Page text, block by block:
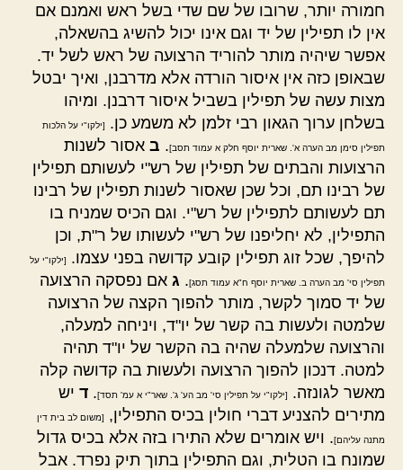
חמורה יותר, שרובו של שם שדי בשל ראש ואמנם אם
אין לו תפילין של יד וגם אינו יכול להשיג בהשאלה,
אפשר שיהיה מותר להוריד הרצועה של ראש לשל יד.
שבאופן כזה אין איסור הורדה אלא מדרבנן, ואיך יבטל
מצות עשה של תפילין בשביל איסור דרבנן. ומיהו
בשלחן ערוך הגאון רבי זלמן לא משמע כן.
[ילקו"י על הלכות
תפילין סימן מב הערה א'. שארית יוסף חלק א עמוד תסב]. ב אסור לשנות
הרצועות והבתים של תפילין של רש"י לעשותם תפילין
של רבינו תם, וכל שכן שאסור לשנות תפילין של רבינו
תם לעשותם לתפילין של רש"י. וגם הכיס שמניח בו
התפילין, לא יחליפנו של רש"י לעשותו של ר"ת, וכן
להיפך, שכל זוג תפילין קובע קדושה בפני עצמו.
[ילקו"י על
תפילין סי' מב הערה ב. שארית יוסף ח"א עמוד תסג]. ג אם נפסקה הרצועה
של יד סמוך לקשר, מותר להפוך הקצה של הרצועה
שלמטה ולעשות בה קשר של יו"ד, ויניחה למעלה,
והרצועה שלמעלה שהיה בה הקשר של יו"ד תהיה
למטה. דנכון להפוך הרצועה ולעשות בה קדושה קלה
מאשר לגונזה.
[ילקו"י על תפילין סי' מב הע' ג'. שאר"י א עמ' תסד]. ד יש
מתירים להצניע דברי חולין בכיס התפילין,
[משום לב בית דין
מתנה עליהם]. ויש אומרים שלא התירו בזה אלא בכיס גדול
שמונח בו הטלית, וגם התפילין בתוך תיק נפרד. אבל